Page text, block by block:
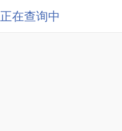
正在查询中